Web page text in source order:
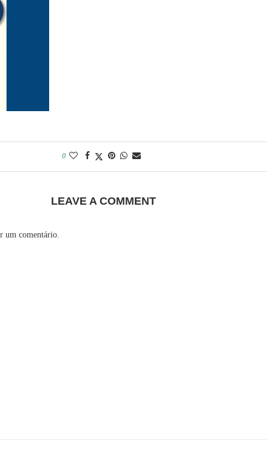
0
LEAVE A COMMENT
um comentário.